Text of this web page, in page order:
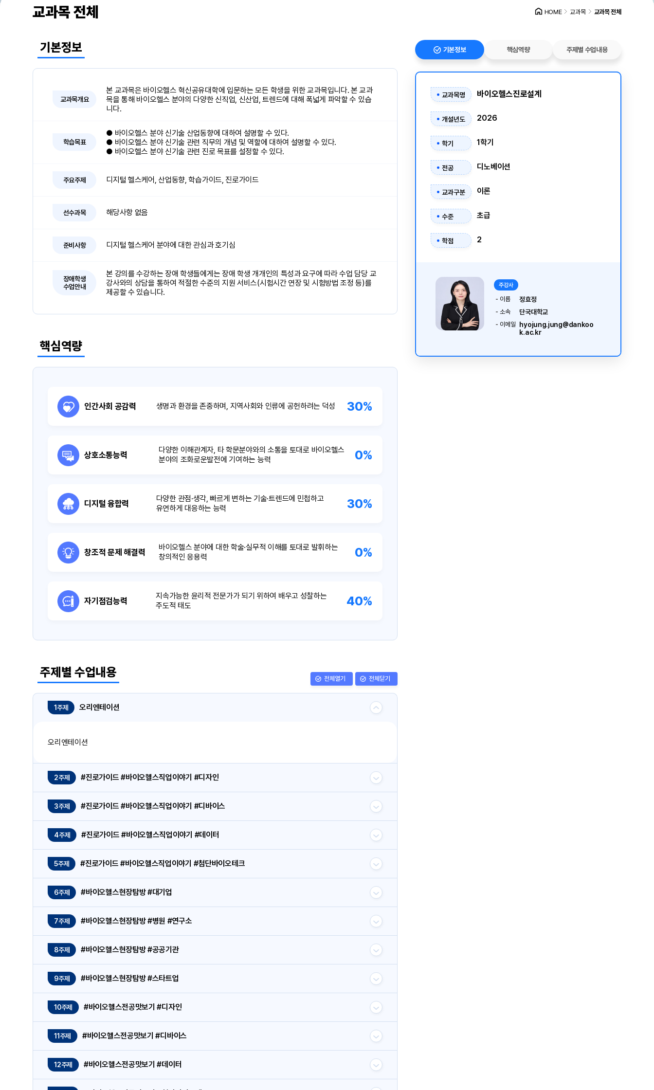
교과목 전체 HOME 교과목 교과목 전체
기본정보
교과목개요
본 교과목은 바이오헬스 혁신공유대학에 입문하는 모든 학생을 위한 교과목입니다. 본 교과
목을 통해 바이오헬스 분야의 다양한 신직업, 신산업, 트렌드에 대해 폭넓게 파악할 수 있습
니다.
학습목표
● 바이오헬스 분야 신기술 산업동향에 대하여 설명할 수 있다.
● 바이오헬스 분야 신기술 관련 직무의 개념 및 역할에 대하여 설명할 수 있다.
● 바이오헬스 분야 신기술 관련 진로 목표를 설정할 수 있다.
주요주제 디지털 헬스케어, 산업동향, 학습가이드, 진로가이드
선수과목 해당사항 없음
준비사항 디지털 헬스케어 분야에 대한 관심과 호기심
장애학생
수업안내
본 강의를 수강하는 장애 학생들에게는 장애 학생 개개인의 특성과 요구에 따라 수업 담당 교
강사와의 상담을 통하여 적절한 수준의 지원 서비스(시험시간 연장 및 시험방법 조정 등)를
제공할 수 있습니다.
핵심역량
인간사회 공감력 생명과 환경을 존중하며, 지역사회와 인류에 공헌하려는 덕성 30%
상호소통능력
다양한 이해관계자, 타 학문분야와의 소통을 토대로 바이오헬스
분야의 조화로운발전에 기여하는 능력
0%
디지털 융합력
다양한 관점·생각, 빠르게 변하는 기술·트렌드에 민첩하고
유연하게 대응하는 능력
30%
창조적 문제 해결력
바이오헬스 분야에 대한 학술·실무적 이해를 토대로 발휘하는
창의적인 응용력
0%
자기점검능력
지속가능한 윤리적 전문가가 되기 위하여 배우고 성찰하는
주도적 태도
40%
주제별 수업내용 전체열기 전체닫기
1주제 오리엔테이션
오리엔테이션
2주제 #진로가이드 #바이오헬스직업이야기 #디자인
3주제 #진로가이드 #바이오헬스직업이야기 #디바이스
4주제 #진로가이드 #바이오헬스직업이야기 #데이터
5주제 #진로가이드 #바이오헬스직업이야기 #첨단바이오테크
6주제 #바이오헬스현장탐방 #대기업
7주제 #바이오헬스현장탐방 #병원 #연구소
8주제 #바이오헬스현장탐방 #공공기관
9주제 #바이오헬스현장탐방 #스타트업
10주제 #바이오헬스전공맛보기 #디자인
11주제 #바이오헬스전공맛보기 #디바이스
12주제 #바이오헬스전공맛보기 #데이터
기본정보 핵심역량 주제별 수업내용
교과목명 바이오헬스진로설계
개설년도 2026
학기 1학기
전공 디노베이션
교과구분 이론
수준 초급
학점 2
주강사
이름 정효정
소속 단국대학교
이메일
hyojung.jung@dankoo
k.ac.kr